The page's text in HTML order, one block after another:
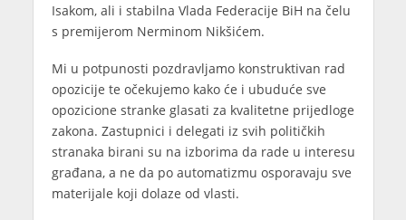
Isakom, ali i stabilna Vlada Federacije BiH na čelu
s premijerom Nerminom Nikšićem.
Mi u potpunosti pozdravljamo konstruktivan rad
opozicije te očekujemo kako će i ubuduće sve
opozicione stranke glasati za kvalitetne prijedloge
zakona. Zastupnici i delegati iz svih političkih
stranaka birani su na izborima da rade u interesu
građana, a ne da po automatizmu osporavaju sve
materijale koji dolaze od vlasti.